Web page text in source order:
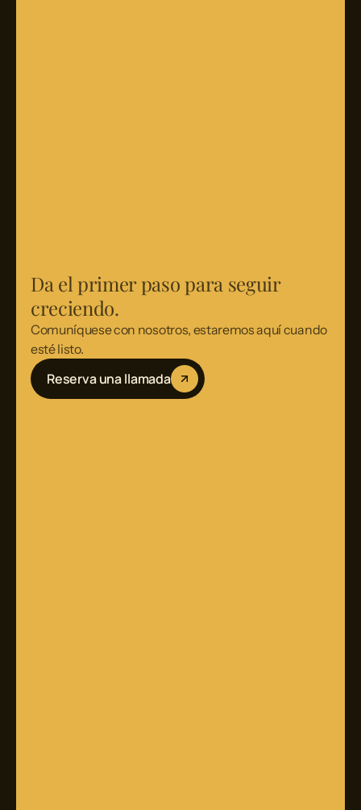
Da el primer paso para seguir
creciendo.
Comuníquese con nosotros, estaremos aquí cuando
esté listo.
Reserva una llamada